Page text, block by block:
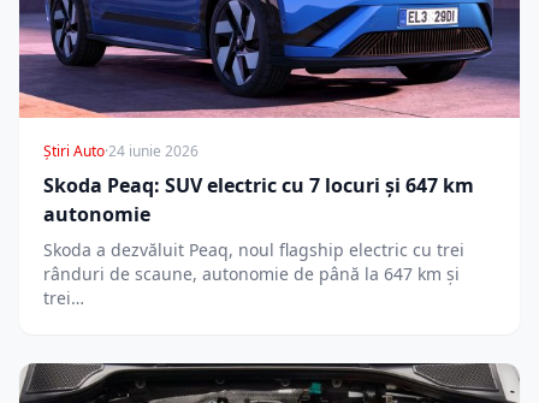
Știri Auto·24 iunie 2026
Skoda Peaq: SUV electric cu 7 locuri și 647 km
autonomie
Skoda a dezvăluit Peaq, noul flagship electric cu trei
rânduri de scaune, autonomie de până la 647 km și
trei…